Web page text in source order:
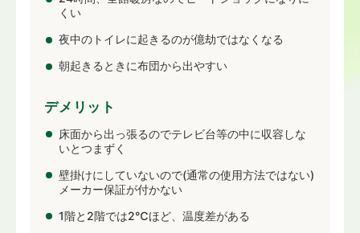
くい
夜中のトイレに起きるのが億劫ではなくなる
朝起きるときに布団から出やすい
デメリット
床面から出っ張るのでテレビ台等の中に収容しな
いとつまずく
壁掛けにしていないので(通常の使用方法ではない)
メーカー保証が付かない
1階と2階では2℃ほど、温度差がある